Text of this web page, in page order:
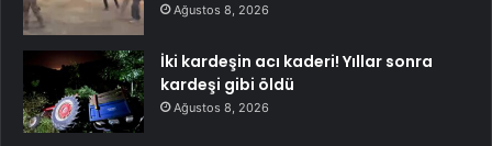
Ağustos 8, 2026
İki kardeşin acı kaderi! Yıllar sonra
kardeşi gibi öldü
Ağustos 8, 2026